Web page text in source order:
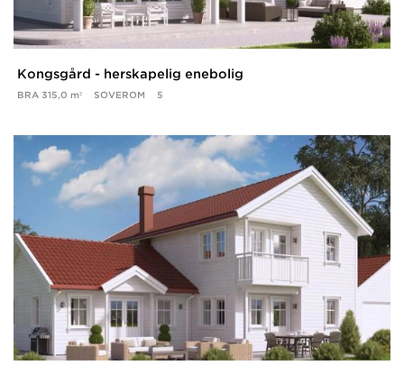
Kongsgård - herskapelig enebolig
BRA 315,0 m² SOVEROM 5